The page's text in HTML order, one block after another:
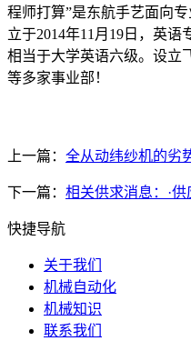
程师打算”是东航手艺面向
立于2014年11月19日，英语
相当于大学英语六级。设立
等多家事业部！
上一篇： 全从动纬纱机的劣
下一篇： 相关供求消息：·
快捷导航
关于我们
机械自动化
机械知识
联系我们